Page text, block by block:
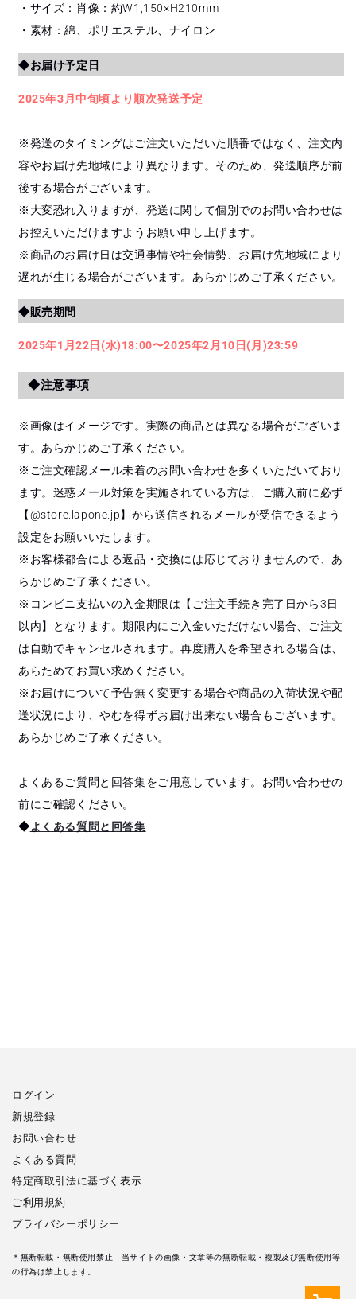
・サイズ：肖像：約W1,150×H210mm
・素材：綿、ポリエステル、ナイロン
◆お届け予定日
2025年3月中旬頃より順次発送予定
※発送のタイミングはご注文いただいた順番ではなく、注文内
容やお届け先地域により異なります。そのため、発送順序が前
後する場合がございます。
※大変恐れ入りますが、発送に関して個別でのお問い合わせは
お控えいただけますようお願い申し上げます。
※商品のお届け日は交通事情や社会情勢、お届け先地域により
遅れが生じる場合がございます。あらかじめご了承ください。
◆販売期間
2025年1月22日(水)18:00〜2025年2月10日(月)23:59
◆注意事項
※画像はイメージです。実際の商品とは異なる場合がございま
す。あらかじめご了承ください。
※ご注文確認メール未着のお問い合わせを多くいただいており
ます。迷惑メール対策を実施されている方は、ご購入前に必ず
【@store.lapone.jp】から送信されるメールが受信できるよう
設定をお願いいたします。
※お客様都合による返品・交換には応じておりませんので、あ
らかじめご了承ください。
※コンビニ支払いの入金期限は【ご注文手続き完了日から3日
以内】となります。期限内にご入金いただけない場合、ご注文
は自動でキャンセルされます。再度購入を希望される場合は、
あらためてお買い求めください。
※お届けについて予告無く変更する場合や商品の入荷状況や配
送状況により、やむを得ずお届け出来ない場合もございます。
あらかじめご了承ください。
よくあるご質問と回答集をご用意しています。お問い合わせの
前にご確認ください。
◆よくある質問と回答集
ログイン
新規登録
お問い合わせ
よくある質問
特定商取引法に基づく表示
ご利用規約
プライバシーポリシー
＊無断転載・無断使用禁止 当サイトの画像・文章等の無断転載・複製及び無断使用等
の行為は禁止します。